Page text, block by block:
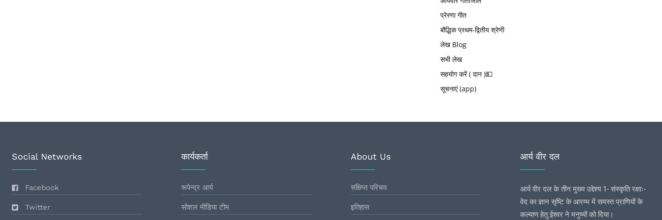
प्रेरणा गीत
बौद्धिक प्रथम-द्वितीय श्रेणी
लेख Blog
सभी लेख
सहयोग करें ( दान )💵
सूचनाएं (app)
Social Networks
Facebook
Twitter
कार्यकर्ता
रूपेन्द्र आर्य
सोशल मीडिया टीम
About Us
संक्षिप्त परिचय
इतिहास
आर्य वीर दल
आर्य वीर दल के तीन मुख्य उद्देश्य 1- संस्कृति रक्षाः-
वेद का ज्ञान सृष्टि के आरम्भ में समस्त प्राणियों के
कल्याण हेतु ईश्वर ने मनुष्यों को दिया।